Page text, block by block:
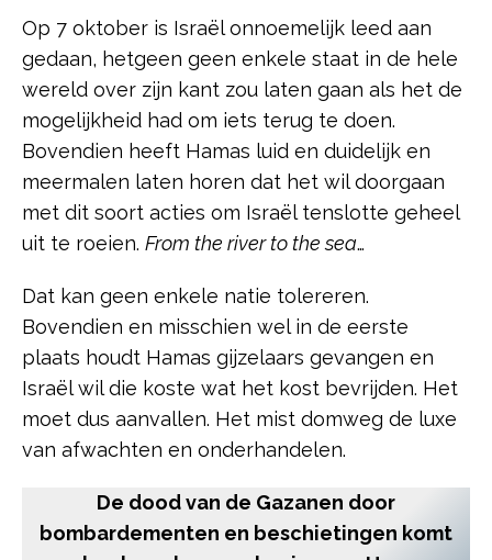
Op 7 oktober is Israël onnoemelijk leed aan
gedaan, hetgeen geen enkele staat in de hele
wereld over zijn kant zou laten gaan als het de
mogelijkheid had om iets terug te doen.
Bovendien heeft Hamas luid en duidelijk en
meermalen laten horen dat het wil doorgaan
met dit soort acties om Israël tenslotte geheel
uit te roeien. From the river to the sea…
Dat kan geen enkele natie tolereren.
Bovendien en misschien wel in de eerste
plaats houdt Hamas gijzelaars gevangen en
Israël wil die koste wat het kost bevrijden. Het
moet dus aanvallen. Het mist domweg de luxe
van afwachten en onderhandelen.
De dood van de Gazanen door
bombardementen en beschietingen komt